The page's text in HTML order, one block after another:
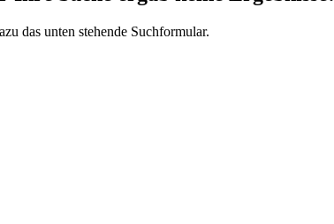
das unten stehende Suchformular.